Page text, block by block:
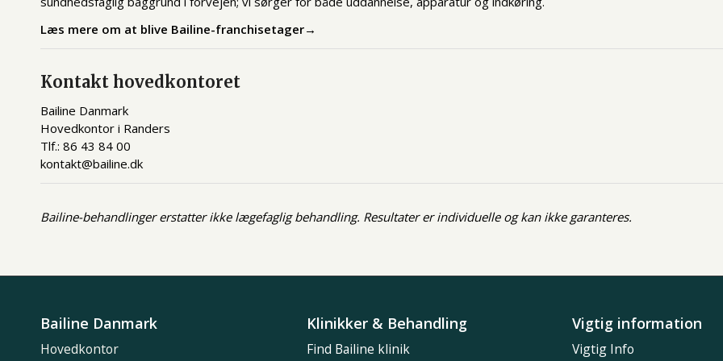
Læs mere om at blive Bailine-franchisetager→
Kontakt hovedkontoret
Bailine Danmark
Hovedkontor i Randers
Tlf.: 86 43 84 00
kontakt@bailine.dk
Bailine-behandlinger erstatter ikke lægefaglig behandling. Resultater er individuelle og kan ikke garanteres.
Bailine Danmark
Hovedkontor
Klinikker & Behandling
Find Bailine klinik
Vigtig information
Vigtig Info